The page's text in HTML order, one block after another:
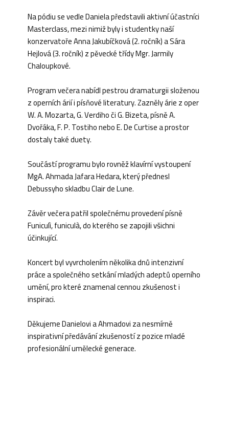
Na pódiu se vedle Daniela představili aktivní účastníci
Masterclass, mezi nimiž byly i studentky naší
konzervatoře Anna Jakubíčková (2. ročník) a Sára
Hejlová (3. ročník) z pěvecké třídy Mgr. Jarmily
Chaloupkové.
Program večera nabídl pestrou dramaturgii složenou
z operních árií i písňové literatury. Zazněly árie z oper
W. A. Mozarta, G. Verdiho či G. Bizeta, písně A.
Dvořáka, F. P. Tostiho nebo E. De Curtise a prostor
dostaly také duety.
Součástí programu bylo rovněž klavírní vystoupení
MgA. Ahmada Jafara Hedara, který přednesl
Debussyho skladbu Clair de Lune.
Závěr večera patřil společnému provedení písně
Funiculì, funiculà, do kterého se zapojili všichni
účinkující.
Koncert byl vyvrcholením několika dnů intenzivní
práce a společného setkání mladých adeptů operního
umění, pro které znamenal cennou zkušenost i
inspiraci.
Děkujeme Danielovi a Ahmadovi za nesmírně
inspirativní předávání zkušeností z pozice mladé
profesionální umělecké generace.